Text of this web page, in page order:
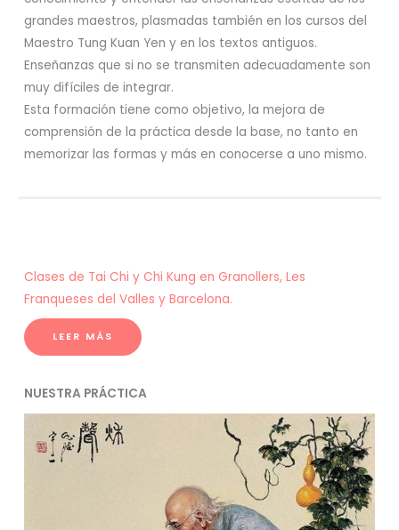
grandes maestros, plasmadas también en los cursos del
Maestro Tung Kuan Yen y en los textos antiguos.
Enseñanzas que si no se transmiten adecuadamente son
muy difíciles de integrar.
Esta formación tiene como objetivo, la mejora de
comprensión de la práctica desde la base, no tanto en
memorizar las formas y más en conocerse a uno mismo.
Clases de Tai Chi y Chi Kung en Granollers, Les
Franqueses del Valles y Barcelona.
LEER MÁS
NUESTRA PRÁCTICA